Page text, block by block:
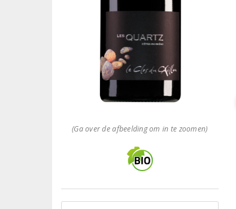
(Ga over de afbeelding om in te zoomen)